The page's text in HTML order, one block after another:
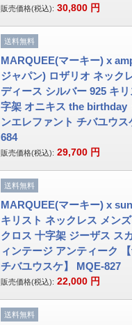
販売価格(税込): 30,800 円
送料無料
MARQUEE(マーキー) x
ジャパン) ロザリオ ネック
ディース シルバー 925 キ
字架 オニキス the birthday
ンエレファント チバユウ
684
販売価格(税込): 29,700 円
送料無料
MARQUEE(マーキー) x
キリスト ネックレス メン
クロス 十字架 ジーザス ス
ィンテージ アンティーク
チバユウスケ】 MQE-827
販売価格(税込): 22,000 円
送料無料